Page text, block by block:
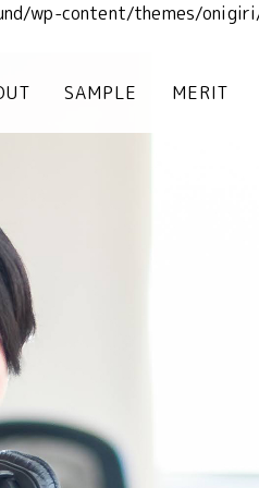
wp-content/themes/
SAMPLE MERIT